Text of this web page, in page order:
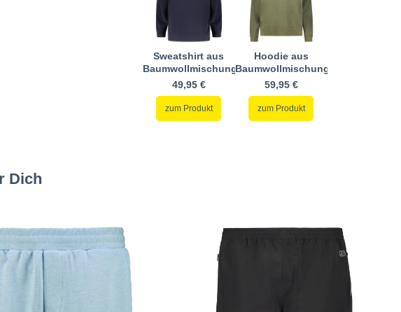
Sweatshirt aus
Baumwollmischung
49,95 €
zum Produkt
Hoodie aus
Baumwollmischung
59,95 €
zum Produkt
Dich